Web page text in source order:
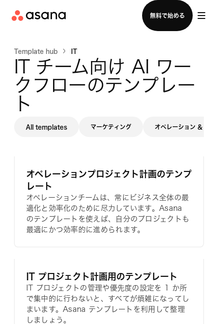
無料で始める
セールスチームに問い合わせる
Template hub IT
IT チーム向け AI ワー
クフローのテンプレー
ト
All templates マーケティング オペレーション &
オペレーションプロジェクト計画のテンプ
レート
オペレーションチームは、常にビジネス全体の最
適化と効率化のために尽力しています。Asana
のテンプレートを使えば、自分のプロジェクトも
最適にかつ効率的に進められます。
IT プロジェクト計画用のテンプレート
IT プロジェクトの管理や優先度の設定を 1 か所
で集中的に行わないと、すべてが煩雑になってし
まいます。Asana テンプレートを利用して整理
しましょう。